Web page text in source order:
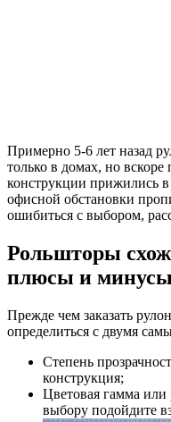
Примерно 5-6 лет назад
только в домах, но
конструкции прижились в
офисной обстановки
ошибиться с выбором,
Рольшторы
плюсы и
Прежде чем заказать
определиться с двумя
Степень
конструкция;
Цветовая гамма
выбору подойдите